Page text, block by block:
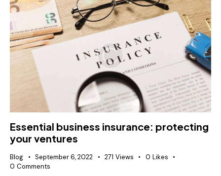
Essential business insurance: protecting
your ventures
Blog September 6, 2022 271 Views 0 Likes
0 Comments